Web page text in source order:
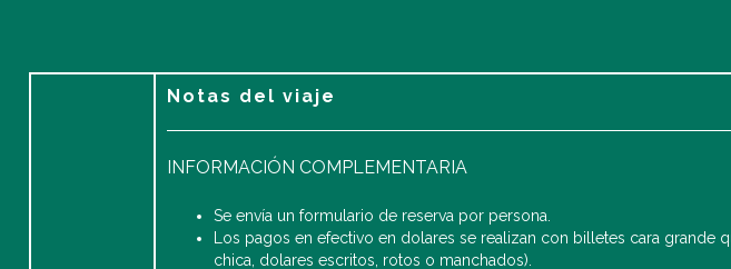
Notas del viaje
INFORMACIÓN COMPLEMENTARIA
Se envía un formulario de reserva por persona.
Los pagos en efectivo en dolares se realizan con billetes cara
chica, dolares escritos, rotos o manchados).